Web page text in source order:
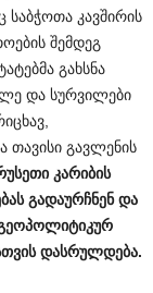
კავშირის
შემდეგ
გახსნა
და სურვილები
თავისი გავლენის
კარიბის
გადაურჩნენ და
დასრულდება.